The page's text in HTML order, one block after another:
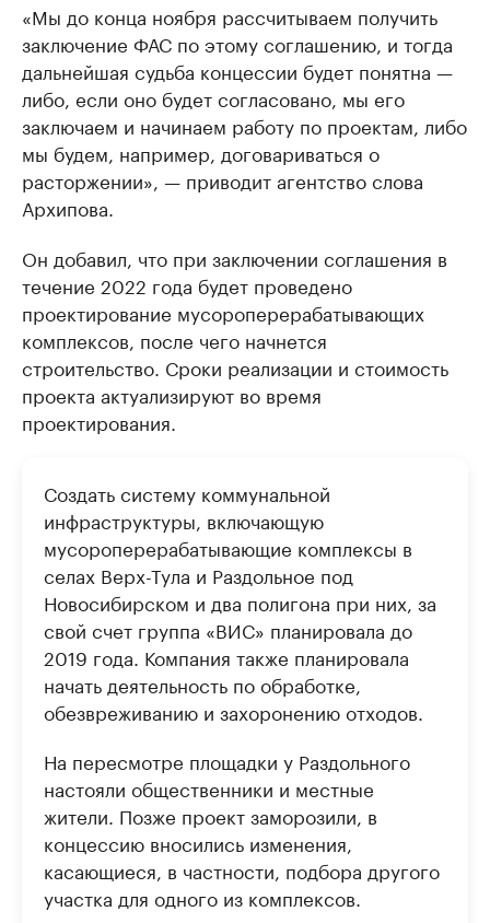
«Мы до конца ноября рассчитываем получить
заключение ФАС по этому соглашению, и тогда
дальнейшая судьба концессии будет понятна —
либо, если оно будет согласовано, мы его
заключаем и начинаем работу по проектам, либо
мы будем, например, договариваться о
расторжении», — приводит агентство слова
Архипова.
Он добавил, что при заключении соглашения в
течение 2022 года будет проведено
проектирование мусороперерабатывающих
комплексов, после чего начнется
строительство. Сроки реализации и стоимость
проекта актуализируют во время
проектирования.
Создать систему коммунальной
инфраструктуры, включающую
мусороперерабатывающие комплексы в
селах Верх-Тула и Раздольное под
Новосибирском и два полигона при них, за
свой счет группа «ВИС» планировала до
2019 года. Компания также планировала
начать деятельность по обработке,
обезвреживанию и захоронению отходов.
На пересмотре площадки у Раздольного
настояли общественники и местные
жители. Позже проект заморозили, в
концессию вносились изменения,
касающиеся, в частности, подбора другого
участка для одного из комплексов.